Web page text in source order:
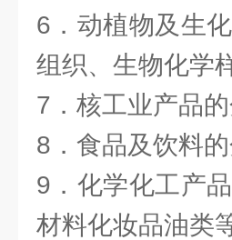
6．动植物及生
组织、生物化学
7．核工业产品
8．食品及饮料
9．化学化工产
材料化妆品油类